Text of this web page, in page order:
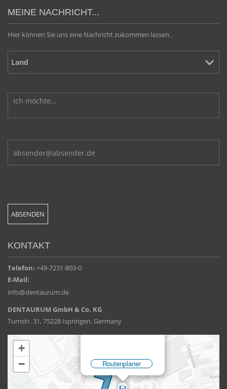
MEINE NACHRICHT...
Hier können Sie uns eine Nachricht zukommen lassen.
KONTAKT
Telefon: +49-7231-803-0
E-Mail:
info@dentaurum.de
DENTAURUM GmbH & Co. KG
Turnstr. 31, 75228 Ispringen, Germany